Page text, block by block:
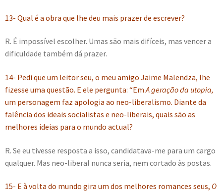
13- Qual é a obra que lhe deu mais prazer de escrever?
R. É impossível escolher. Umas são mais difíceis, mas vencer a
dificuldade também dá prazer.
14- Pedi que um leitor seu, o meu amigo Jaime Malendza, lhe
fizesse uma questão. E ele pergunta: “EmA geração da utopia,
um personagem faz apologia ao neo-liberalismo. Diante da
falência dos ideais socialistas e neo-liberais, quais são as
melhores ideias para o mundo actual?
R. Se eu tivesse resposta a isso, candidatava-me para um cargo
qualquer. Mas neo-liberal nunca seria, nem cortado às postas.
15- E à volta do mundo gira um dos melhores romances seus, O